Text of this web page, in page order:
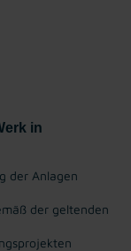
in
der Anlagen
der geltenden